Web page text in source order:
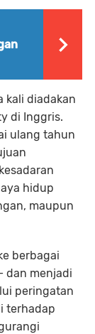
kali diadakan
di Inggris.
ulang tahun
hidup
maupun
berbagai
dan menjadi
peringatan
terhadap